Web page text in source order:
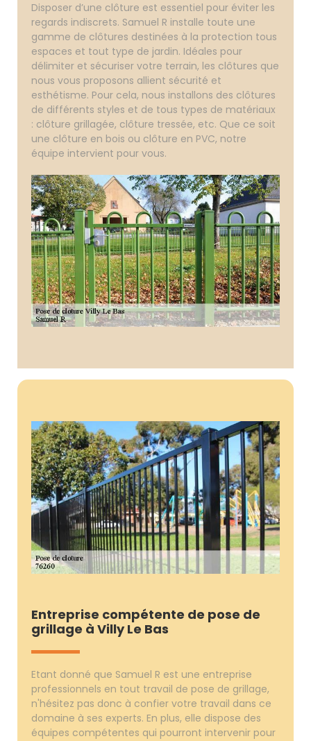
Disposer d’une clôture est essentiel pour éviter les
regards indiscrets. Samuel R installe toute une
gamme de clôtures destinées à la protection tous
espaces et tout type de jardin. Idéales pour
délimiter et sécuriser votre terrain, les clôtures que
nous vous proposons allient sécurité et
esthétisme. Pour cela, nous installons des clôtures
de différents styles et de tous types de matériaux
: clôture grillagée, clôture tressée, etc. Que ce soit
une clôture en bois ou clôture en PVC, notre
équipe intervient pour vous.
Entreprise compétente de pose de
grillage à Villy Le Bas
Etant donné que Samuel R est une entreprise
professionnels en tout travail de pose de grillage,
n'hésitez pas donc à confier votre travail dans ce
domaine à ses experts. En plus, elle dispose des
équipes compétentes qui pourront intervenir pour